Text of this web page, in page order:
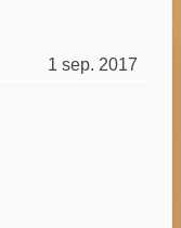
1 sep. 2017